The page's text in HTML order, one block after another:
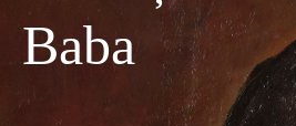
Baba